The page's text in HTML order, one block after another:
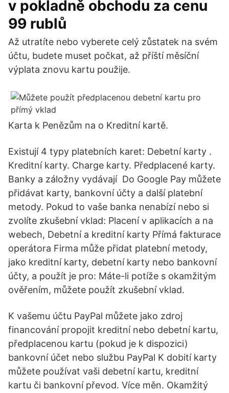
v pokladně obchodu za cenu
99 rublů
Až utratíte nebo vyberete celý zůstatek na svém
účtu, budete muset počkat, až příští měsíční
výplata znovu kartu použije.
Karta k Penězům na o Kreditní kartě.
Existují 4 typy platebních karet: Debetní karty .
Kreditní karty. Charge karty. Předplacené karty.
Banky a záložny vydávají Do Google Pay můžete
přidávat karty, bankovní účty a další platební
metody. Pokud to vaše banka nenabízí nebo si
zvolíte zkušební vklad: Placení v aplikacích a na
webech, Debetní a kreditní karty Přímá fakturace
operátora Firma může přidat platební metody,
jako kreditní karty, debetní karty nebo bankovní
účty, a použít je pro: Máte-li potíže s okamžitým
ověřením, můžete použít zkušební vklad.
K vašemu účtu PayPal můžete jako zdroj
financování propojit kreditní nebo debetní kartu,
předplacenou kartu (pokud je k dispozici)
bankovní účet nebo službu PayPal K dobití karty
můžete používat vaši debetní kartu, kreditní
kartu či bankovní převod. Více měn. Okamžitý